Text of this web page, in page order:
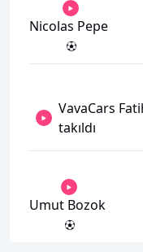
Nicolas Pepe
VavaCars
takıldı
Umut Bozok